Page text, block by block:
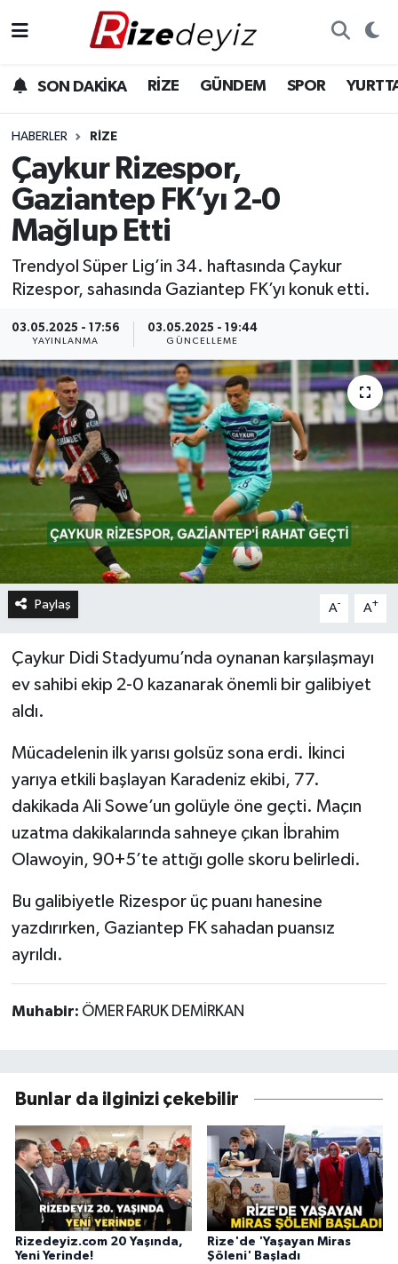
SON DAKİKA RİZE GÜNDEM SPOR
HABERLER RIZE
Çaykur Rizespor,
Gaziantep FK’yı 2-0
Mağlup Etti
Trendyol Süper Lig’in 34. haftasında Çaykur
Rizespor, sahasında Gaziantep FK’yı konuk etti.
03.05.2025 - 17:56
YAYINLANMA
03.05.2025 - 19:44
GÜNCELLEME
Paylaş A- A+
Çaykur Didi Stadyumu’nda oynanan karşılaşmayı
ev sahibi ekip 2-0 kazanarak önemli bir galibiyet
aldı.
Mücadelenin ilk yarısı golsüz sona erdi. İkinci
yarıya etkili başlayan Karadeniz ekibi, 77.
dakikada Ali Sowe’un golüyle öne geçti. Maçın
uzatma dakikalarında sahneye çıkan İbrahim
Olawoyin, 90+5’te attığı golle skoru belirledi.
Bu galibiyetle Rizespor üç puanı hanesine
yazdırırken, Gaziantep FK sahadan puansız
ayrıldı.
Muhabir: ÖMER FARUK DEMİRKAN
Bunlar da ilginizi çekebilir
Rizedeyiz.com 20 Yaşında,
Yeni Yerinde!
Rize'de 'Yaşayan Miras
Şöleni' Başladı
Gündem
Yurttan Haberler
Ekonomi
Teknoloji
Sağlık
Rize Hava Durumu
Rize Trafik Yoğunluk Haritası
Süper Lig Puan Durumu ve Fikstür
Tüm Manşetler
Son Dakika Haberleri
Haber Arşivi